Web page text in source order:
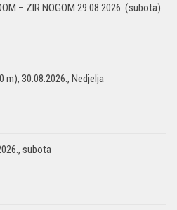
– ZIR NOGOM 29.08.2026. (subota)
m), 30.08.2026., Nedjelja
subota